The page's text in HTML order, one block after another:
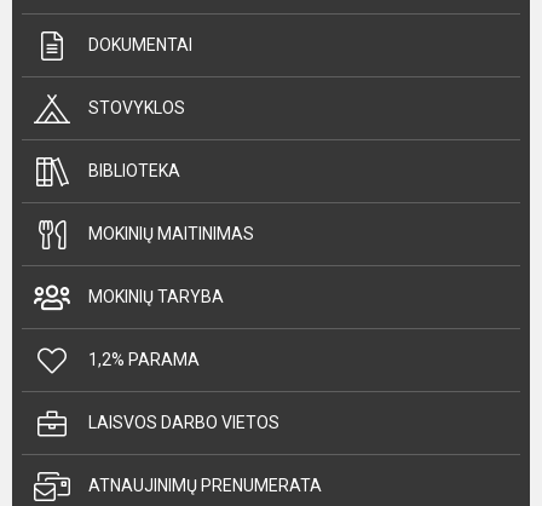
DOKUMENTAI
STOVYKLOS
BIBLIOTEKA
MOKINIŲ MAITINIMAS
MOKINIŲ TARYBA
1,2% PARAMA
LAISVOS DARBO VIETOS
ATNAUJINIMŲ PRENUMERATA